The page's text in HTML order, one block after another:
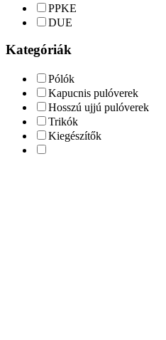
PPKE
DUE
Kategóriák
Pólók
Kapucnis pulóverek
Hosszú ujjú pulóverek
Trikók
Kiegészítők